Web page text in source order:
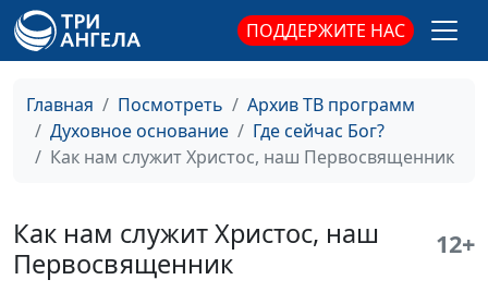
ПОДДЕРЖИТЕ НАС
Главная Посмотреть
Архив ТВ программ
Духовное основание
Где сейчас Бог?
Как нам служит Христос, наш Первосвященник
Как нам служит Христос, наш
Первосвященник
12+
Варнавская
Удивительный замысел
Бога о каждом человеке
Александр Камнев,
пресвитер церкви
и Елена
Когда был нарушен
замысел Бога о человеке?
Навсегда ли это?
Юлия Уткина,
Александр Камнев,